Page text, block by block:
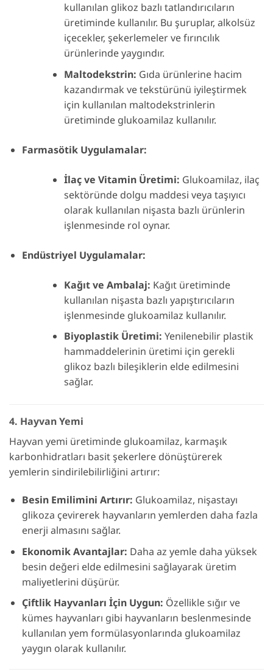
kullanılan glikoz bazlı tatlandırıcıların
üretiminde kullanılır. Bu şuruplar, alkolsüz
içecekler, şekerlemeler ve fırıncılık
ürünlerinde yaygındır.
Maltodekstrin: Gıda ürünlerine hacim
kazandırmak ve tekstürünü iyileştirmek
için kullanılan maltodekstrinlerin
üretiminde glukoamilaz kullanılır.
Farmasötik Uygulamalar:
İlaç ve Vitamin Üretimi: Glukoamilaz, ilaç
sektöründe dolgu maddesi veya taşıyıcı
olarak kullanılan nişasta bazlı ürünlerin
işlenmesinde rol oynar.
Endüstriyel Uygulamalar:
Kağıt ve Ambalaj: Kağıt üretiminde
kullanılan nişasta bazlı yapıştırıcıların
işlenmesinde glukoamilaz kullanılır.
Biyoplastik Üretimi: Yenilenebilir plastik
hammaddelerinin üretimi için gerekli
glikoz bazlı bileşiklerin elde edilmesini
sağlar.
4. Hayvan Yemi
Hayvan yemi üretiminde glukoamilaz, karmaşık
karbonhidratları basit şekerlere dönüştürerek
yemlerin sindirilebilirliğini artırır:
Besin Emilimini Artırır: Glukoamilaz, nişastayı
glikoza çevirerek hayvanların yemlerden daha fazla
enerji almasını sağlar.
Ekonomik Avantajlar: Daha az yemle daha yüksek
besin değeri elde edilmesini sağlayarak üretim
maliyetlerini düşürür.
Çiftlik Hayvanları İçin Uygun: Özellikle sığır ve
kümes hayvanları gibi hayvanların beslenmesinde
kullanılan yem formülasyonlarında glukoamilaz
yaygın olarak kullanılır.